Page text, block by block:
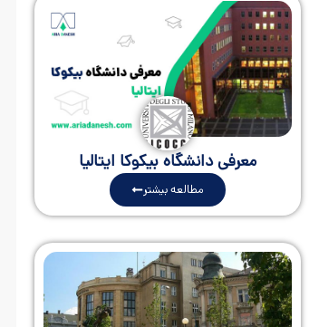
معرفی دانشگاه بیکوکا ایتالیا
مطالعه بیشتر